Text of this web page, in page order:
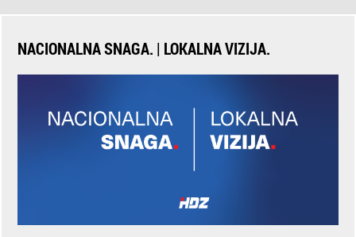
NACIONALNA SNAGA. | LOKALNA VIZIJA.